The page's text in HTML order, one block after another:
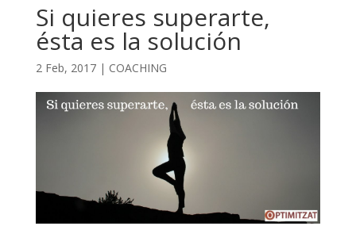
Si quieres superarte,
ésta es la solución
2 Feb, 2017| COACHING